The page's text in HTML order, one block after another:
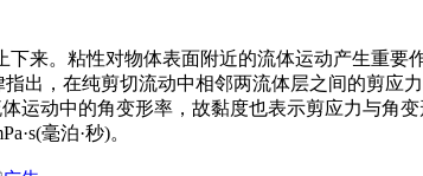
来。粘性对物体表面附近的流体运动产生重要
出，在纯剪切流动中相邻两流体层之间的剪应
动中的角变形率，故黏度也表示剪应力与角
毫泊·秒)。